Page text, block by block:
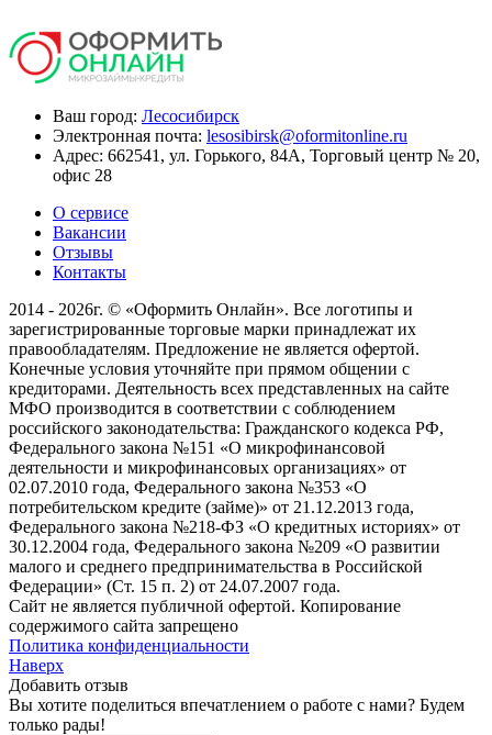
Ваш город: Лесосибирск
Электронная почта: lesosibirsk@oformitonline.ru
Адрес: 662541, ул. Горького, 84А, Торговый центр № 20,
офис 28
О сервисе
Вакансии
Отзывы
Контакты
2014 - 2026г. © «Оформить Онлайн». Все логотипы и
зарегистрированные торговые марки принадлежат их
правообладателям. Предложение не является офертой.
Конечные условия уточняйте при прямом общении с
кредиторами. Деятельность всех представленных на сайте
МФО производится в соответствии с соблюдением
российского законодательства: Гражданского кодекса РФ,
Федерального закона №151 «О микрофинансовой
деятельности и микрофинансовых организациях» от
02.07.2010 года, Федерального закона №353 «О
потребительском кредите (займе)» от 21.12.2013 года,
Федерального закона №218-ФЗ «О кредитных историях» от
30.12.2004 года, Федерального закона №209 «О развитии
малого и среднего предпринимательства в Российской
Федерации» (Ст. 15 п. 2) от 24.07.2007 года.
Сайт не является публичной офертой. Копирование
содержимого сайта запрещено
Политика конфиденциальности
Наверх
Добавить отзыв
Вы хотите поделиться впечатлением о работе с нами? Будем
только рады!